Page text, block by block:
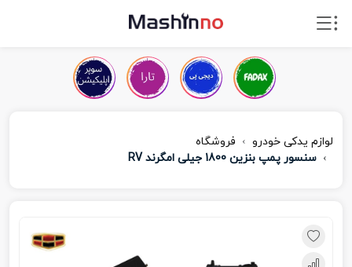
لوازم یدکی خودرو
فروشگاه
سنسور پمپ بنزین 1800 جیلی امگرند RV